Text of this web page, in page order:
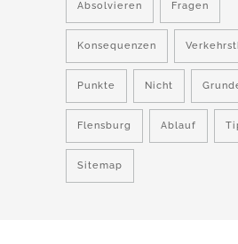
Absolvieren Fragen
Konsequenzen
Punkte Nicht
Flensburg Ablauf
Sitemap